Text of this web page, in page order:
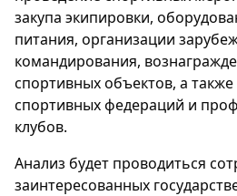
закупа экипировки,
питания, организации
командирования,
спортивных объектов, а
спортивных федераций и
клубов.
Анализ будет проводиться
заинтересованных